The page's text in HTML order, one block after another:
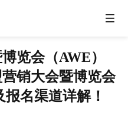
览会（AWE）
销大会暨博览会
报名渠道详解！